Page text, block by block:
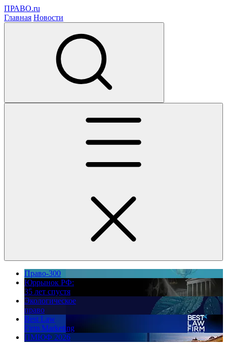
ПРАВО.ru
Главная Новости
Право-300
Юррынок РФ:
35 лет спустя
Экологическое
право
Best Law
Firm Marketing
ПМЮФ 2026